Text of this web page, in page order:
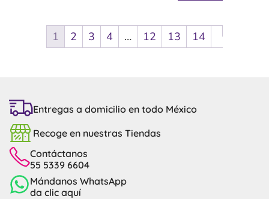
1 2 3 4 … 12 13 14
Entregas a domicilio en todo México
Recoge en nuestras Tiendas
Contáctanos
55 5339 6604
Mándanos WhatsApp
da clic aquí